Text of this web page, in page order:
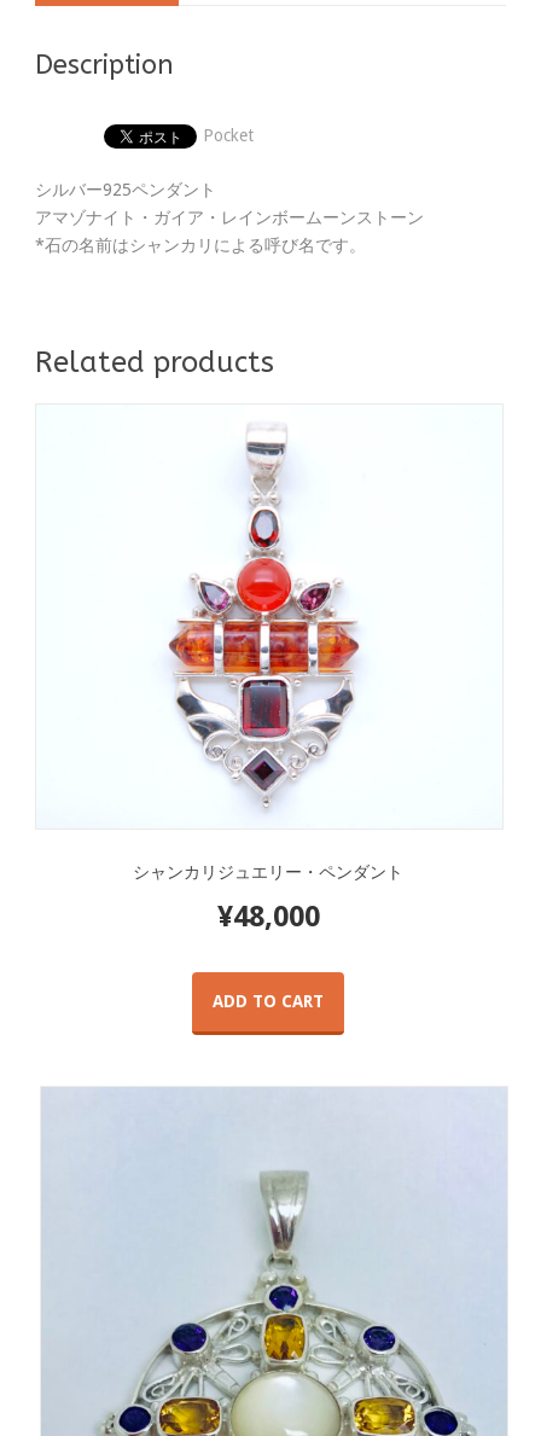
Description
Pocket
シルバー925ペンダント
アマゾナイト・ガイア・レインボームーンストーン
*石の名前はシャンカリによる呼び名です。
Related products
シャンカリジュエリー・ペンダント
¥48,000
ADD TO CART